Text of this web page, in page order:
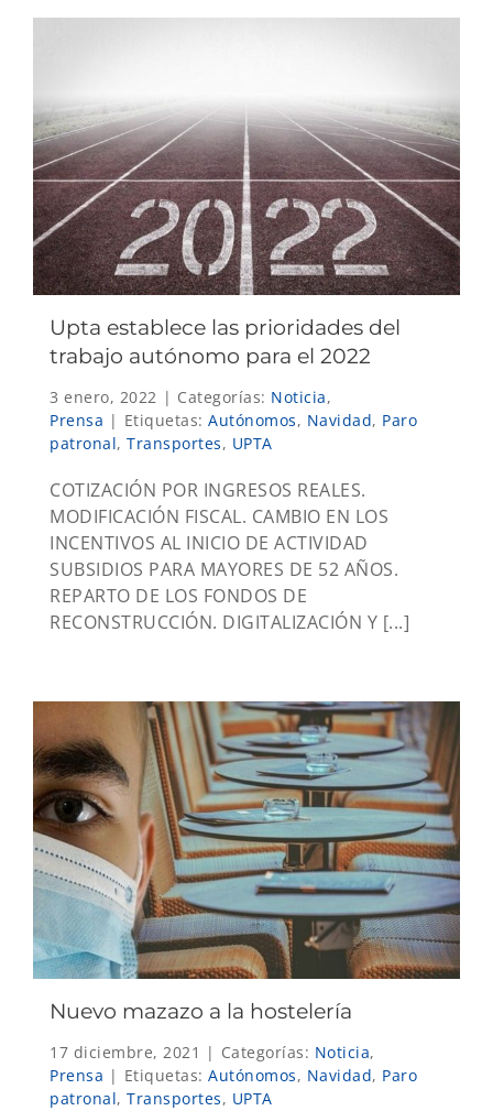
Upta establece las prioridades del
trabajo autónomo para el 2022
3 enero, 2022 | Categorías: Noticia,
Prensa | Etiquetas: Autónomos, Navidad, Paro
patronal, Transportes, UPTA
COTIZACIÓN POR INGRESOS REALES.
MODIFICACIÓN FISCAL. CAMBIO EN LOS
INCENTIVOS AL INICIO DE ACTIVIDAD
SUBSIDIOS PARA MAYORES DE 52 AÑOS.
REPARTO DE LOS FONDOS DE
RECONSTRUCCIÓN. DIGITALIZACIÓN Y [...]
Nuevo mazazo a la hostelería
17 diciembre, 2021 | Categorías: Noticia,
Prensa | Etiquetas: Autónomos, Navidad, Paro
patronal, Transportes, UPTA